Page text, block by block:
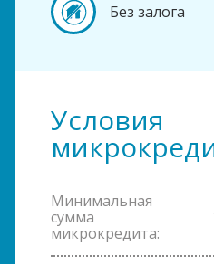
Без залога
Условия
Минимальная
сумма
микрокредита: